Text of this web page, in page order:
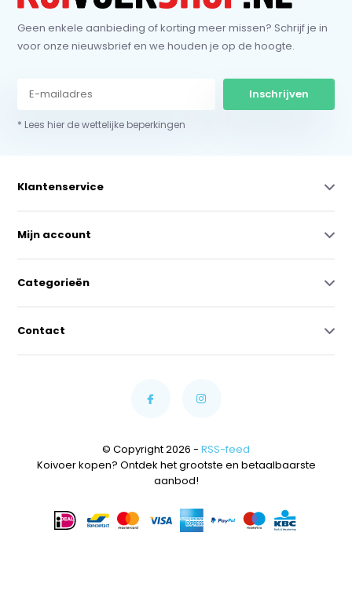
Geen enkele aanbieding of korting meer missen? Schrijf je in
voor onze nieuwsbrief en we houden je op de hoogte.
Inschrijven
* Lees hier de wettelijke beperkingen
Klantenservice
Mijn account
Categorieën
Contact
© Copyright 2026 - RSS-feed
Koivoer kopen? Ontdek het grootste en betaalbaarste
aanbod!